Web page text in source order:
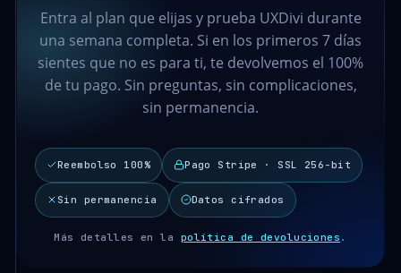
Entra al plan que elijas y prueba UXDivi durante
una semana completa. Si en los primeros 7 días
sientes que no es para ti, te devolvemos el 100%
de tu pago. Sin preguntas, sin complicaciones,
sin permanencia.
Reembolso 100% Pago Stripe · SSL 256-bit
Sin permanencia Datos cifrados
Más detalles en la política de devoluciones .